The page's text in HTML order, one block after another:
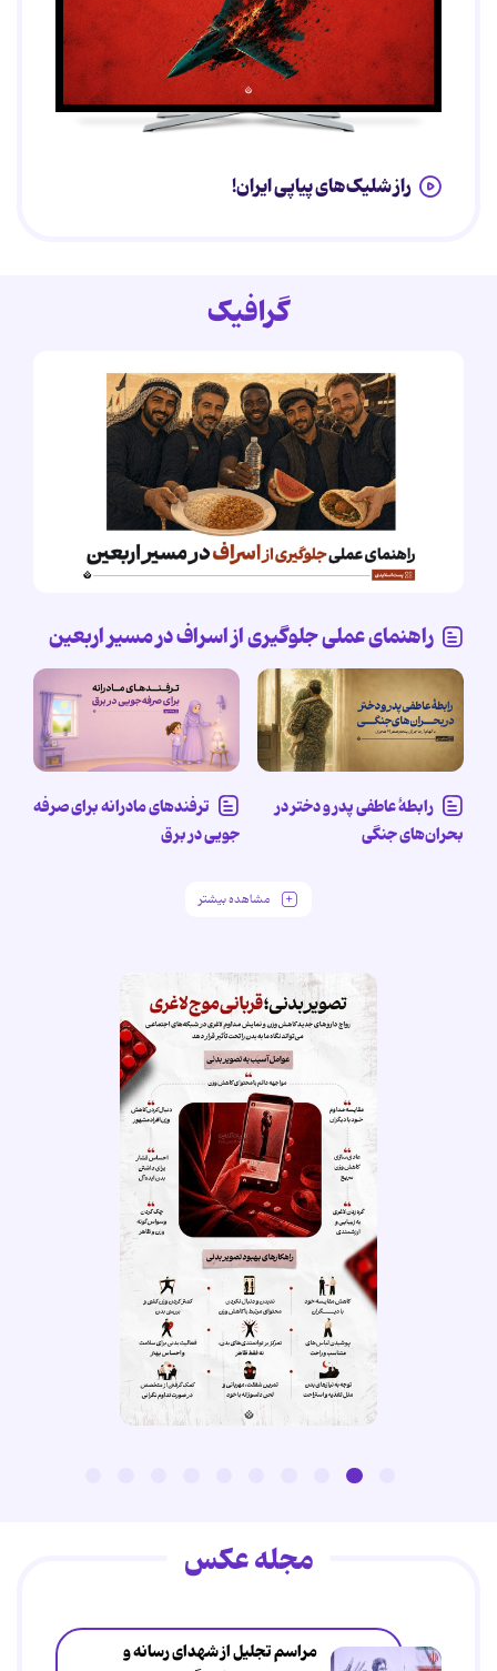
راز شلیک‌های پیاپی ایران!
گرافیک
راهنمای عملی جلوگیری از اسراف در مسیر اربعین
رابطۀ عاطفی پدر و دختر در
بحران‌های جنگی
ترفندهای مادرانه برای صرفه
جویی در برق
مشاهده بیشتر
مجله عکس
مراسم تجلیل از شهدای رسانه و